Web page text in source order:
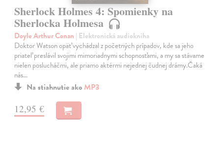
Sherlock Holmes 4: Spomienky na
Sherlocka Holmesa
Doyle Arthur Conan | Elektronická audiokniha
Doktor Watson opäť vychádzal z početných prípadov, kde sa jeho
priateľ preslávil svojimi mimoriadnymi schopnosťami, a my sa stávame
nielen poslucháčmi, ale priamo aktérmi nejednej čudnej drámy.Čaká
nás…
Na stiahnutie ako MP3
12,95 €